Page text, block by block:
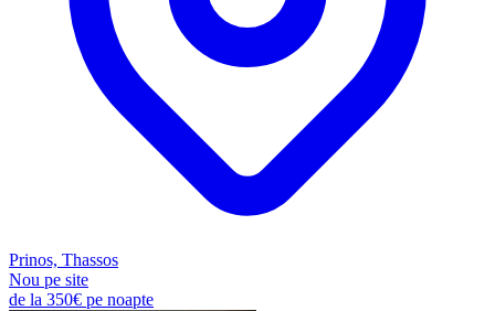
Prinos, Thassos
Nou pe site
de la 350€ pe noapte